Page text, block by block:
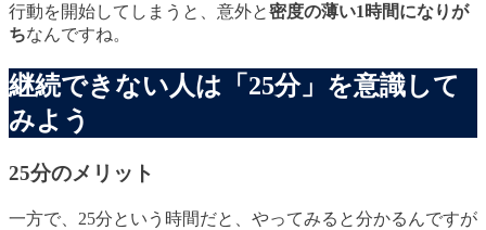
行動を開始してしまうと、意外と密度の薄い1時間になりが
ちなんですね。
継続できない人は「25分」を意識して
みよう
25分のメリット
一方で、25分という時間だと、やってみると分かるんですが